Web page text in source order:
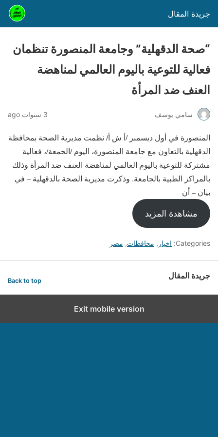
جريدة المقال
“صحة الدقهلية” وجامعة المنصورة تنظمان
فعالية للتوعية باليوم العالمي لمناهضة
العنف ضد المرأة
سامي يوسف 3 سنوات ago
المنصورة في أول ديسمبر /أ ش أ/ نظمت مديرية الصحة بمحافظة
الدقهلية بالتعاون مع جامعة المنصورة، اليوم /الجمعة/، فعالية
مشتركة للتوعية باليوم العالمي لمناهضة العنف ضد المرأة وذلك
بالمراكز الطبية بالجامعة. وذكرت مديرية الصحة بالدقهلية – في
بيان – أن
مشاهدة المزيد
Categories: اخبار , محافظات, مصر
جريدة المقال Back to top
Exit mobile version